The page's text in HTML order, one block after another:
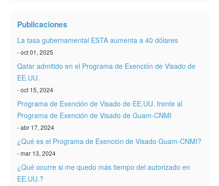
Publicaciones
La tasa gubernamental ESTA aumenta a 40 dólares
- oct 01, 2025
Qatar admitido en el Programa de Exención de Visado de
EE.UU.
- oct 15, 2024
Programa de Exención de Visado de EE.UU. frente al
Programa de Exención de Visado de Guam-CNMI
- abr 17, 2024
¿Qué es el Programa de Exención de Visado Guam-CNMI?
- mar 13, 2024
¿Qué ocurre si me quedo más tiempo del autorizado en
EE.UU.?